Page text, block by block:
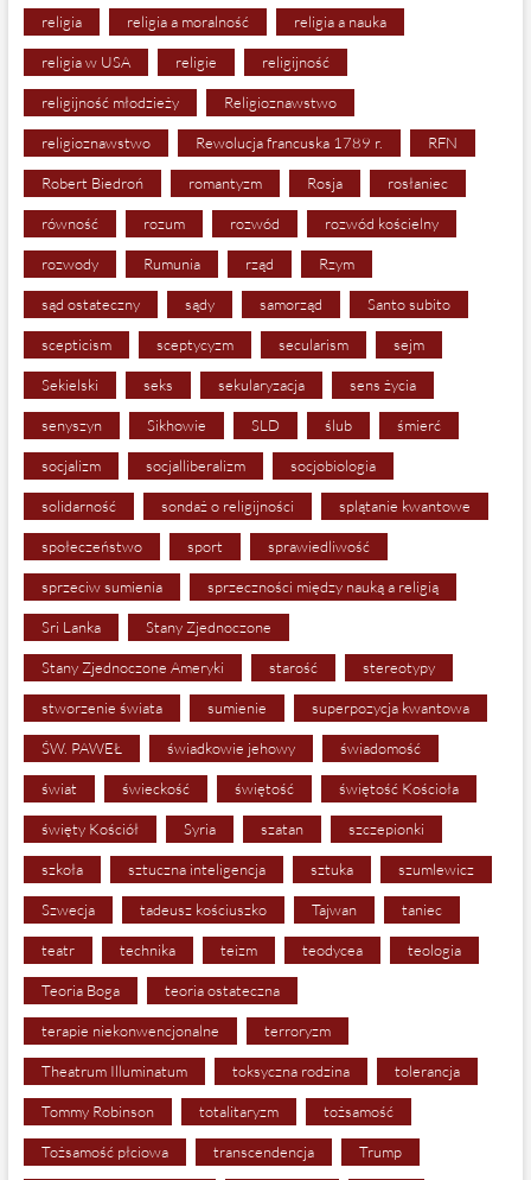
religia religia a moralność religia a nauka
religia w USA religie religijność
religijność młodzieży Religioznawstwo
religioznawstwo Rewolucja francuska 1789 r. RFN
Robert Biedroń romantyzm Rosja rosłaniec
równość rozum rozwód rozwód kościelny
rozwody Rumunia rząd Rzym
sąd ostateczny sądy samorząd Santo subito
scepticism sceptycyzm secularism sejm
Sekielski seks sekularyzacja sens życia
senyszyn Sikhowie SLD ślub śmierć
socjalizm socjalliberalizm socjobiologia
solidarność sondaż o religijności splątanie kwantowe
społeczeństwo sport sprawiedliwość
sprzeciw sumienia sprzeczności między nauką a religią
Sri Lanka Stany Zjednoczone
Stany Zjednoczone Ameryki starość stereotypy
stworzenie świata sumienie superpozycja kwantowa
ŚW. PAWEŁ świadkowie jehowy świadomość
świat świeckość świętość świętość Kościoła
święty Kościół Syria szatan szczepionki
szkoła sztuczna inteligencja sztuka szumlewicz
Szwecja tadeusz kościuszko Tajwan taniec
teatr technika teizm teodycea teologia
Teoria Boga teoria ostateczna
terapie niekonwencjonalne terroryzm
Theatrum Illuminatum toksyczna rodzina tolerancja
Tommy Robinson totalitaryzm tożsamość
Tożsamość płciowa transcendencja Trump